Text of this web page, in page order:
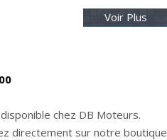
Voir Plus
chez DB Moteurs.
directement sur notre boutique